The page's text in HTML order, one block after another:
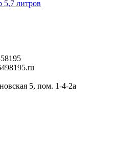
5, пом. 1-4-2а